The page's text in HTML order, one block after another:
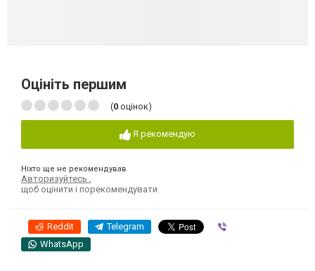
Оцініть першим
(0 оцінок)
Я рекомендую
Ніхто ще не рекомендував
Авторизуйтесь
щоб оцінити і порекомендувати
Reddit Telegram
WhatsApp